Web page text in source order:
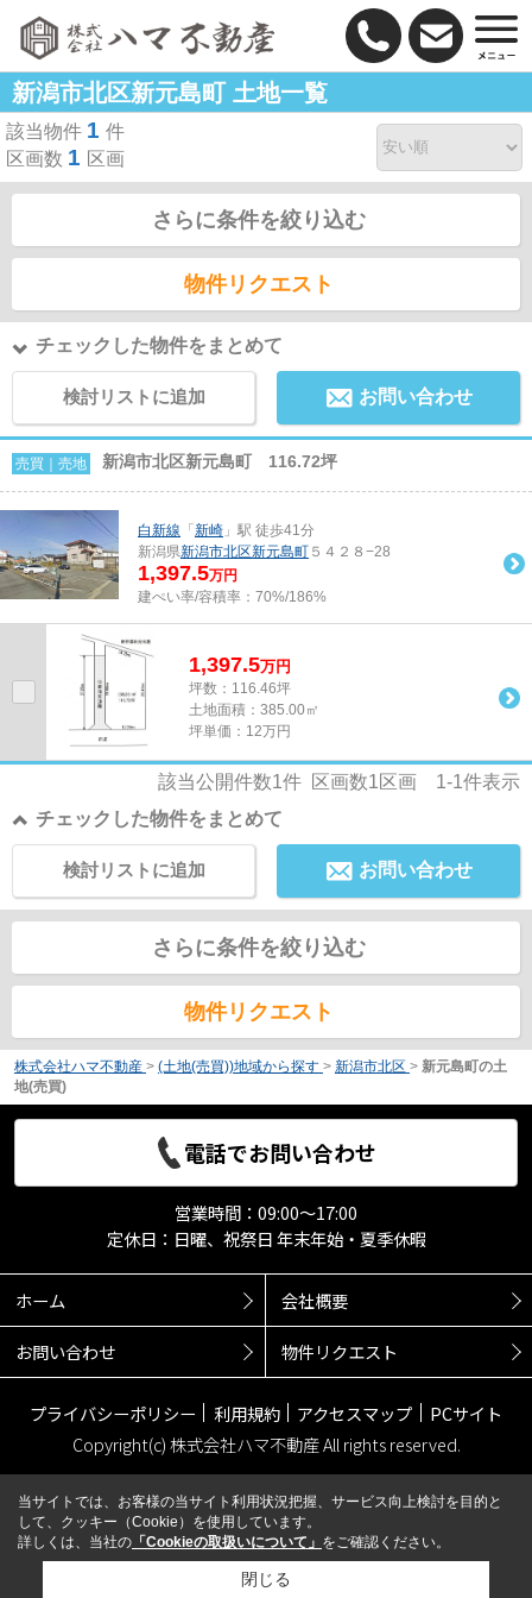
新潟市北区新元島町 土地一覧
該当物件 1 件
区画数 1 区画
さらに条件を絞り込む
物件リクエスト
チェックした物件をまとめて
検討リストに追加 お問い合わせ
売買｜売地 新潟市北区新元島町 116.72坪
白新線 「新崎 」駅 徒歩41分
新潟県新潟市北区新元島町 ５４２８−28
1,397.5万円
建ぺい率/容積率： 70%/186%
1,397.5万円
坪数：116.46坪
土地面積：385.00㎡
坪単価：12万円
該当公開件数1件 区画数1区画 1-1件表示
チェックした物件をまとめて
お問い合わせ
検討リストに追加
さらに条件を絞り込む
物件リクエスト
株式会社ハマ不動産 > (土地(売買))地域から探す > 新潟市北区 > 新元島町の土
地(売買)
電話でお問い合わせ
営業時間：09:00～17:00
定休日：日曜、祝祭日 年末年始・夏季休暇
ホーム 会社概要
お問い合わせ 物件リクエスト
プライバシーポリシー 利用規約 アクセスマップ
PCサイト
Copyright(c) 株式会社ハマ不動産 All rights reserved.
当サイトでは、お客様の当サイト利用状況把握、サービス向上検討を目的と
して、クッキー（Cookie）を使用しています。
詳しくは、当社の 「Cookieの取扱いについて」 をご確認ください。
閉じる